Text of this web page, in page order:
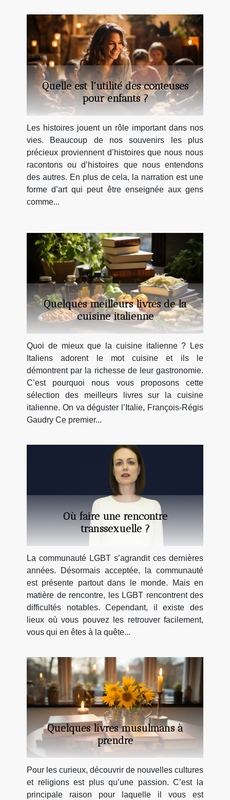
Quelle est l'utilité des conteuses
pour enfants ?
Les histoires jouent un rôle important dans nos
vies. Beaucoup de nos souvenirs les plus
précieux proviennent d’histoires que nous nous
racontons ou d’histoires que nous entendons
des autres. En plus de cela, la narration est une
forme d’art qui peut être enseignée aux gens
comme...
Quelques meilleurs livres de la
cuisine italienne
Quoi de mieux que la cuisine italienne ? Les
Italiens adorent le mot cuisine et ils le
démontrent par la richesse de leur gastronomie.
C’est pourquoi nous vous proposons cette
sélection des meilleurs livres sur la cuisine
italienne. On va déguster l’Italie, François-Régis
Gaudry Ce premier...
Où faire une rencontre
transsexuelle ?
La communauté LGBT s’agrandit ces dernières
années. Désormais acceptée, la communauté
est présente partout dans le monde. Mais en
matière de rencontre, les LGBT rencontrent des
difficultés notables. Cependant, il existe des
lieux où vous pouvez les retrouver facilement,
vous qui en êtes à la quête...
Quelques livres musulmans à
prendre
Pour les curieux, découvrir de nouvelles cultures
et religions est plus qu’une passion. C’est la
principale raison pour laquelle il vous est